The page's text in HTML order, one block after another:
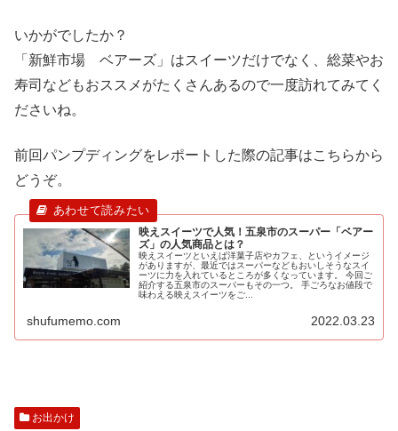
いかがでしたか？
「新鮮市場 ベアーズ」はスイーツだけでなく、総菜やお
寿司などもおススメがたくさんあるので一度訪れてみてく
ださいね。
前回パンプディングをレポートした際の記事はこちらから
どうぞ。
映えスイーツで人気！五泉市のスーパー「ベアー
ズ」の人気商品とは？
映えスイーツといえば洋菓子店やカフェ、というイメージ
がありますが、最近ではスーパーなどもおいしそうなスイ
ーツに力を入れているところが多くなっています。 今回ご
紹介する五泉市のスーパーもその一つ。 手ごろなお値段で
味わえる映えスイーツをご...
shufumemo.com 2022.03.23
お出かけ